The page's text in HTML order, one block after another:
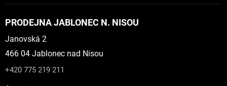
PRODEJNA JABLONEC N. NISOU
Janovská 2
466 04 Jablonec nad Nisou
+420 775 219 211